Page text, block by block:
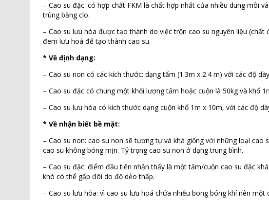
– Cao su đặc: có hợp chất FKM là chất hợp nhất của nhiều dung môi
trùng bằng clo.
– Cao su lưu hóa được tạo thành do việc trộn cao su nguyên liệu
đem lưu hoá để tạo thành cao su.
* Về định dạng:
– Cao su non có các kích thước: dạng tấm (1.3m x 2.4 m) với các độ
– Cao su đặc có chung một khối lượng tấm hoặc cuộn là 50kg và khổ
– Cao su lưu hóa có kích thước dạng cuộn khổ 1m x 10m, với các độ
* Về nhận biết bề mặt:
– Cao su non: cao su non sẽ tương tự và khá giống với những loại
cao su không bóng mịn. Tỷ trọng cao su non ở dạng trung bình.
– Cao su đặc: điểm đầu tiên nhận thấy là một tấm/cuộn cao su đặc
khó có thể gấp đôi do độ dẻo thấp.
– Cao su lưu hóa: vì cao su lưu hoá chứa nhiều bong bóng khí nên